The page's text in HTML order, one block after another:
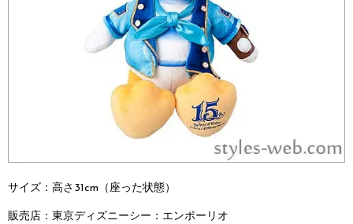
サイズ：高さ31cm（座った状態）
販売店： 東京ディズニーシー： エンポーリオ